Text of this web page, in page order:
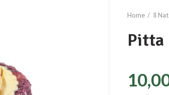
Home Il
Pitta